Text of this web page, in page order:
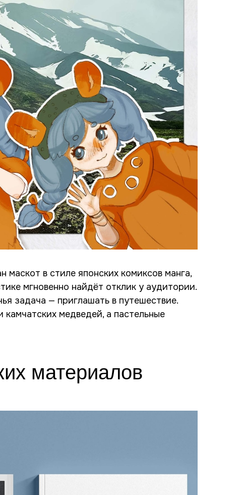
маскот в стиле японских комиксов манга,
мгновенно найдёт отклик у аудитории.
задача — приглашать в путешествие.
медведей, а пастельные
материалов